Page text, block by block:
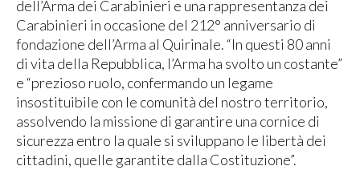
dell’Arma dei Carabinieri e una rappresentanza dei
Carabinieri in occasione del 212° anniversario di
fondazione dell’Arma al Quirinale. “In questi 80 anni
di vita della Repubblica, l’Arma ha svolto un costante”
e “prezioso ruolo, confermando un legame
insostituibile con le comunità del nostro territorio,
assolvendo la missione di garantire una cornice di
sicurezza entro la quale si sviluppano le libertà dei
cittadini, quelle garantite dalla Costituzione”.